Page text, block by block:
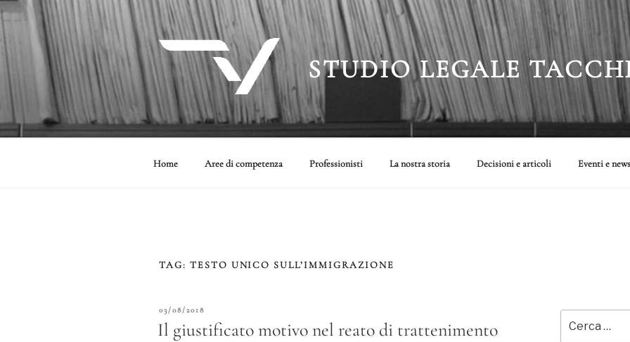
Salta
al
contenuto
STUDIO LEGALE
Home Aree di competenza Professionisti La nostra storia Decisioni e articoli Eventi e news
TAG: TESTO UNICO SULL’IMMIGRAZIONE
PUBBLICATO
IL
03/08/2018
Il giustificato motivo nel reato di trattenimento